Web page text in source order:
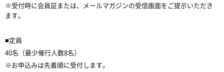
※受付時に会員証または、メールマガジンの受信画面をご提示いただき
ます。
■定員
40名（最少催行人数8名）
※お申込みは先着順に受付します。